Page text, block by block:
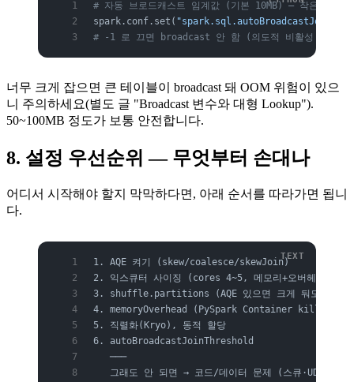
# 자동 브로드캐스트 임계값 (기본 10MB) — 작은 차원
spark.conf.set(
# -1 로 끄면 broadcast 안 함 (의도적 비활성 시)
너무 크게 잡으면 큰 테이블이 broadcast 돼 OOM 위험이 있으
니 주의하세요(별도 글 "Broadcast 변수와 대형 Lookup").
50~100MB 정도가 보통 안전합니다.
8. 설정 우선순위 — 무엇부터 손대나
어디서 시작해야 할지 막막하다면, 아래 순서를 따라가면 됩니
다.
1. AQE 켜기 (skew/coalesce/skewJoin)        → 가
2. 익스큐터 사이징 (cores 4~5, 메모리+오버헤드)
3. shuffle.partitions (AQE 있으면 크게 둬도 OK)
4. memoryOverhead (PySpark Container killed 대
5. 직렬화(Kryo), 동적 할당
6. autoBroadcastJoinThreshold
   ───
그래도 안 되면 → 코드/데이터 문제 (스큐·UDF·작은